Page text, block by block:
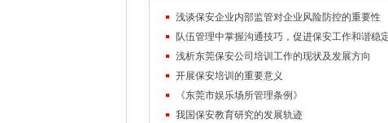
浅谈保安企业内部监管对企业风险防控的重要性
浅析东莞保安公司培训工作的现状及发展方向
开展保安培训的重要意义
《东莞市娱乐场所管理条例》
我国保安教育研究的发展轨迹